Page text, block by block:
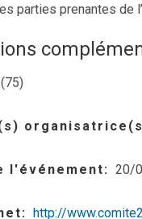
parties prenantes de
l'événement 20/
http://